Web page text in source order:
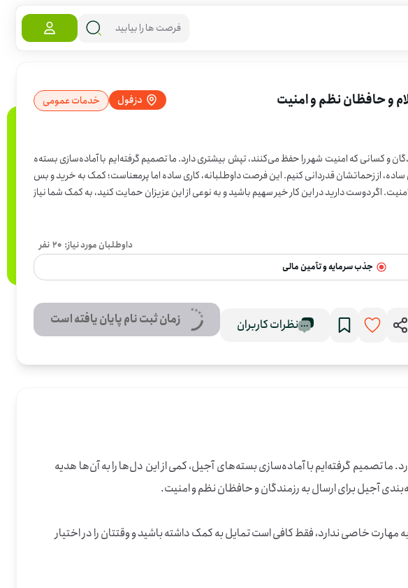
و حافظان نظم و امنیت دزفول خدمات عمومی
و کسانی که امنیت شهر را حفظ می‌کنند، تپش بیشتری دارد. ما تصمیم گرفته‌ایم با آماده‌سازی بسته‌ه
ساده، از زحماتشان قدردانی کنیم. این فرصت داوطلبانه، کاری ساده اما پرمعناست؛ کمک به خرید و بس
ته‌بندی آجیل برای ارسال به رزمندگان و حافظان نظم و امنیت. اگر دوست دارید در این کار خیر سهیم باشید و به نوعی از این عزیزان حمایت کنید، به کمک شما نیاز
داوطلبان مورد نیاز: 20 نفر
جذب سرمایه و تأمین مالی
نظرات کاربران زمان ثبت نام پایان یافته است
این روزها در دزفول، خوزستان، دل‌های زیادی برای رزمندگان و کسانی که امنیت شهر را حفظ می‌کنند، تپش بیشتری دارد. ما تصمیم گرفته‌ایم با آماده‌سازی بسته‌های آجیل، کمی از این دل‌ها را به آن‌ها هدیه
مهارت خاصی ندارد، فقط کافی است تمایل به کمک داشته باشید و وقتتان را در اختیار